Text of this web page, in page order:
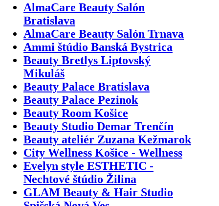
AlmaCare Beauty Salón
Bratislava
AlmaCare Beauty Salón Trnava
Ammi štúdio Banská Bystrica
Beauty Bretlys Liptovský
Mikuláš
Beauty Palace Bratislava
Beauty Palace Pezinok
Beauty Room Košice
Beauty Studio Demar Trenčín
Beauty ateliér Zuzana Kežmarok
City Wellness Košice - Wellness
Evelyn style ESTHETIC -
Nechtové štúdio Žilina
GLAM Beauty & Hair Studio